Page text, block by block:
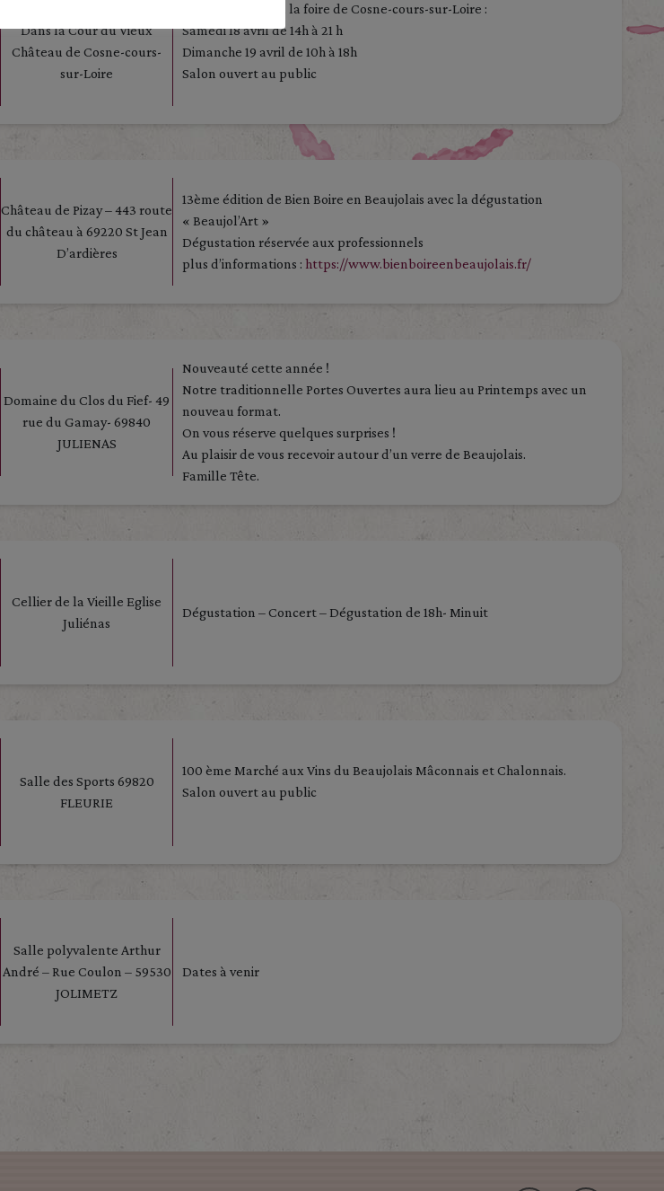
Dans la Cour du Vieux
Château de Cosne-cours-
sur-Loire
Retrouvez-nous à la foire de Cosne-cours-sur-Loire :
Samedi 18 avril de 14h à 21 h
Dimanche 19 avril de 10h à 18h
Salon ouvert au public
Château de Pizay – 443 route
du château à 69220 St Jean
D’ardières
13ème édition de Bien Boire en Beaujolais avec la dégustation
« Beaujol’Art »
Dégustation réservée aux professionnels
plus d’informations : https://www.bienboireenbeaujolais.fr/
Domaine du Clos du Fief- 49
rue du Gamay- 69840
JULIENAS
Nouveauté cette année !
Notre traditionnelle Portes Ouvertes aura lieu au Printemps avec un
nouveau format.
On vous réserve quelques surprises !
Au plaisir de vous recevoir autour d’un verre de Beaujolais.
Famille Tête.
Cellier de la Vieille Eglise
Juliénas
Dégustation – Concert – Dégustation de 18h- Minuit
Salle des Sports 69820
FLEURIE
100 ème Marché aux Vins du Beaujolais Mâconnais et Chalonnais.
Salon ouvert au public
Salle polyvalente Arthur
André – Rue Coulon – 59530
JOLIMETZ
Dates à venir